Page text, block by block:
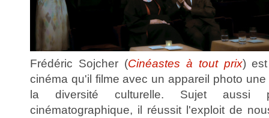
Frédéric Sojcher (Cinéastes à tout prix)
cinéma qu'il filme avec un appareil photo
la diversité culturelle. Sujet aussi
cinématographique, il réussit l'exploit de